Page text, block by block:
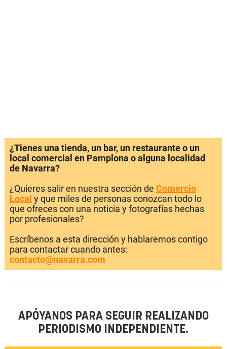
¿Tienes una tienda, un bar, un restaurante o un
local comercial en Pamplona o alguna localidad
de Navarra?
¿Quieres salir en nuestra sección de Comercio
Local y que miles de personas conozcan todo lo
que ofreces con una noticia y fotografías hechas
por profesionales?
Escríbenos a esta dirección y hablaremos contigo
para contactar cuando antes:
contacto@navarra.com
APÓYANOS PARA SEGUIR REALIZANDO
PERIODISMO INDEPENDIENTE.